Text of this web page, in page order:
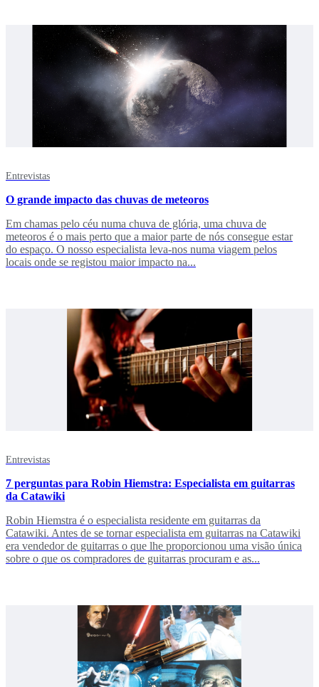
Entrevistas
O grande impacto das chuvas de meteoros
Em chamas pelo céu numa chuva de glória, uma chuva de
meteoros é o mais perto que a maior parte de nós consegue estar
do espaço. O nosso especialista leva-nos numa viagem pelos
locais onde se registou maior impacto na...
Entrevistas
7 perguntas para Robin Hiemstra: Especialista em guitarras
da Catawiki
Robin Hiemstra é o especialista residente em guitarras da
Catawiki. Antes de se tornar especialista em guitarras na Catawiki
era vendedor de guitarras o que lhe proporcionou uma visão única
sobre o que os compradores de guitarras procuram e as...